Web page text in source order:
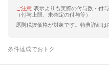
ご注意 表示よりも実際の付与数・付
（付与上限、未確定の付与等）
原則税抜価格が対象です。特典詳細は
条件達成でおトク